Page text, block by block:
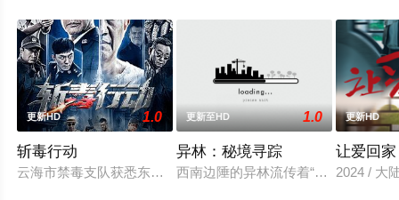
更新HD 1.0
斩毒行动
云海市禁毒支队获悉东南亚毒王廖爷将携600余公斤毒品来云交
更新至HD 1.0
异林：秘境寻踪
西南边陲的异林流传着“山神之眼”的
更新HD
让爱回家
2024 / 大